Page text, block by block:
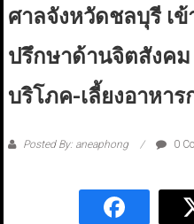
ศาลจังหวัดชลบุรี เ
ปรึกษาด้านจิตสังคม
บริโภค-เลี้ยงอาหา
Posted By: aneaphong 0